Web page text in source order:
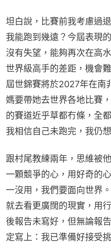
坦白說，比賽前我考慮過
我能跑到幾遠？今屆表現
沒有失望，能夠再次在高
世界級高手的差距，機會
屆世錦賽將於2027年在南
媽要帶她去世界各地比賽
的賽道近乎草都冇條，全
我相信自己未跑完，我仍
跟村尾教練兩年，思維被
一顆競爭的心，用好奇的
一沒用，我們要面向世界
就去看更廣闊的現實，用
後報告未寫好，但無論報
定寫上：我已準備好接受